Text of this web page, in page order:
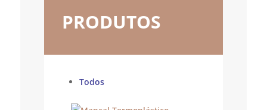
PRODUTOS
Todos